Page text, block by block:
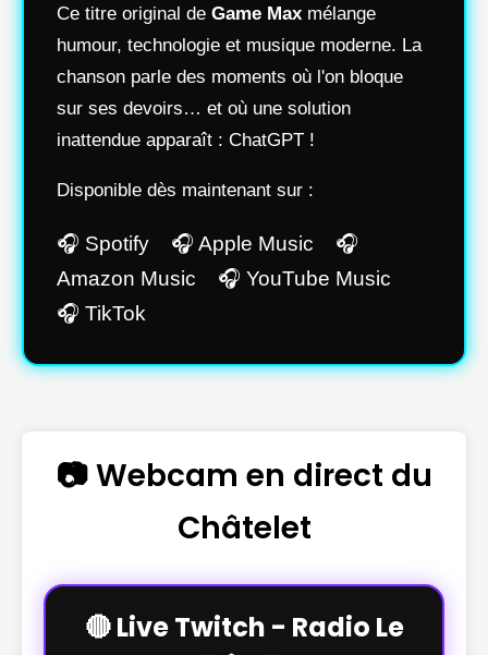
Ce titre original de Game Max mélange
humour, technologie et musique moderne. La
chanson parle des moments où l'on bloque
sur ses devoirs… et où une solution
inattendue apparaît : ChatGPT !
Disponible dès maintenant sur :
🎧 Spotify 🎧 Apple Music 🎧
Amazon Music 🎧 YouTube Music
🎧 TikTok
📷 Webcam en direct du
Châtelet
🔴 Live Twitch - Radio Le